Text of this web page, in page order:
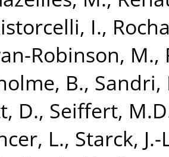
I.,
Robinson, M.,
B., Sandri,
D., Seiffert,
L., Starck, J.-